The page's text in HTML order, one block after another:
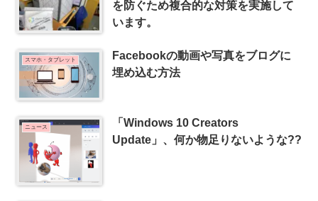
を防ぐため複合的な対策を実施して
います。
スマホ・タブレット
Facebookの動画や写真をブログに
埋め込む方法
ニュース
「Windows 10 Creators
Update」、何か物足りないような??